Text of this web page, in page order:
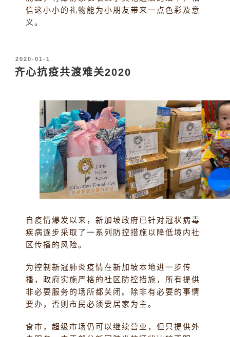
信这小小的礼物能为小朋友带来一点色彩及意
义。
发
布
于
2020-01-1
齐心抗疫共渡难关2020
自疫情爆发以来，新加坡政府已针对冠状病毒
疾病逐步采取了一系列防控措施以降低境内社
区传播的风险。
为控制新冠肺炎疫情在新加坡本地进一步传
播，政府实施严格的社区防控措施，所有提供
非必要服务的场所都关闭。除非有必要的事情
要办，否则市民必须要居家为主。
食市，超级市场仍可以继续营业，但只提供外